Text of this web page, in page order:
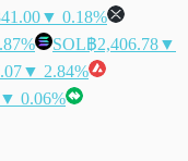
▼ 0.18%
SOL฿2,406.78▼
▼ 2.84%
▼ 0.06%